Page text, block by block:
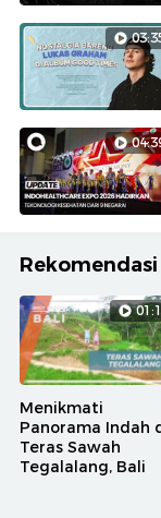
Menikmati
Panorama Indah
Teras Sawah
Tegalalang, Bali